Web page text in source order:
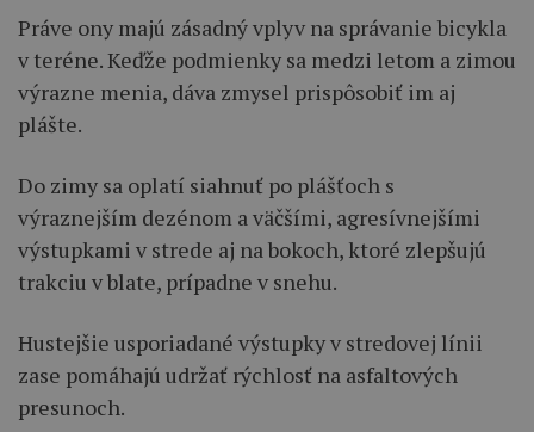
Práve ony majú zásadný vplyv na správanie bicykla
v teréne. Keďže podmienky sa medzi letom a zimou
výrazne menia, dáva zmysel prispôsobiť im aj
plášte.
Do zimy sa oplatí siahnuť po plášťoch s
výraznejším dezénom a väčšími, agresívnejšími
výstupkami v strede aj na bokoch, ktoré zlepšujú
trakciu v blate, prípadne v snehu.
Hustejšie usporiadané výstupky v stredovej línii
zase pomáhajú udržať rýchlosť na asfaltových
presunoch.